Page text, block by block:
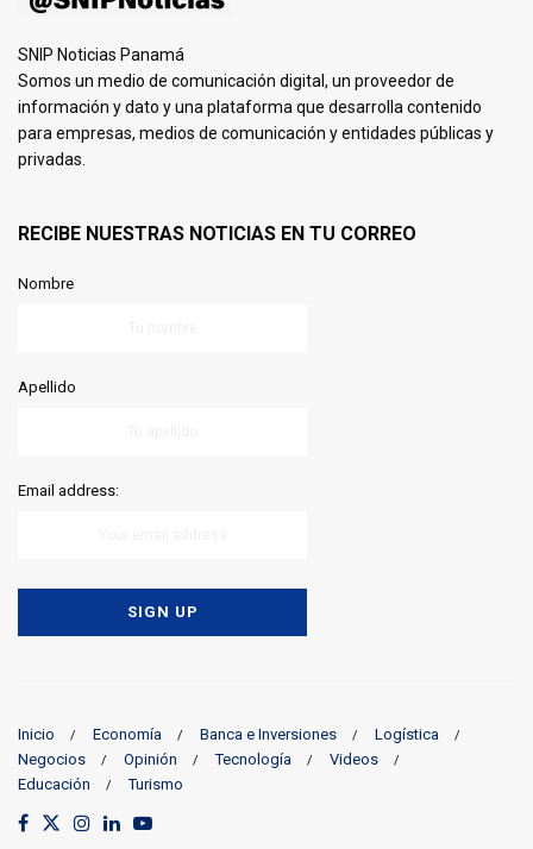
SNIP Noticias Panamá
Somos un medio de comunicación digital, un proveedor de
información y dato y una plataforma que desarrolla contenido
para empresas, medios de comunicación y entidades públicas y
privadas.
RECIBE NUESTRAS NOTICIAS EN TU CORREO
Nombre
Apellido
Email address:
Inicio Economía Banca e Inversiones
Logística
Negocios
Opinión Tecnología
Videos
Educación
Turismo